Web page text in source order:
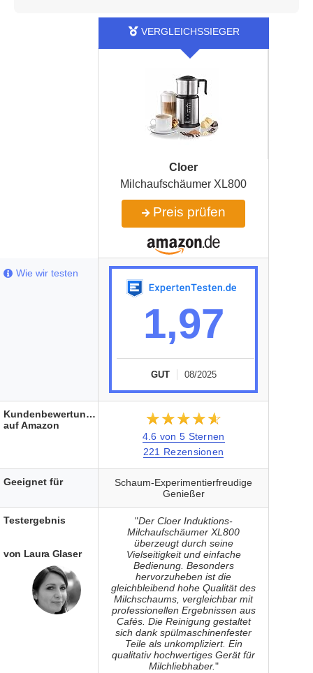
Cloer
Milchaufschäumer XL800
Preis prüfen
1,97
GUT 08/2025
★★★★★
☆☆☆☆☆
4.6 von 5 Sternen
221 Rezensionen
Schaum-Experimentierfreudige
Genießer
"Der Cloer Induktions-
Milchaufschäumer XL800
überzeugt durch seine
Vielseitigkeit und einfache
Bedienung. Besonders
hervorzuheben ist die
gleichbleibend hohe Qualität des
Milchschaums, vergleichbar mit
professionellen Ergebnissen aus
Cafés. Die Reinigung gestaltet
sich dank spülmaschinenfester
Teile als unkompliziert. Ein
qualitativ hochwertiges Gerät für
Milchliebhaber."
Wie wir testen
Kundenbewertungen
auf Amazon
Geeignet für
Testergebnis
von Laura Glaser